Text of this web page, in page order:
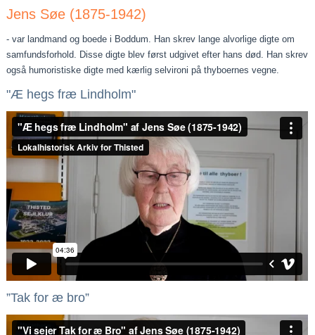
Jens Søe (1875-1942)
- var landmand og boede i Boddum. Han skrev lange alvorlige digte om
samfundsforhold. Disse digte blev først udgivet efter hans død. Han skrev
også humoristiske digte med kærlig selvironi på thyboernes vegne.
"Æ hegs fræ Lindholm"
”Tak for æ bro”